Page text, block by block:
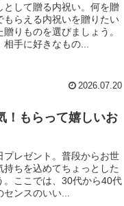
して贈る内祝い。何を贈
らえる内祝いを贈りたい
りものを選びましょう。
手に好きなもの...
2026.07.20
！もらって嬉しいお
レゼント。普段からお世
ちを込めてちょっとした
。ここでは、30代から40代
ンスのいい...